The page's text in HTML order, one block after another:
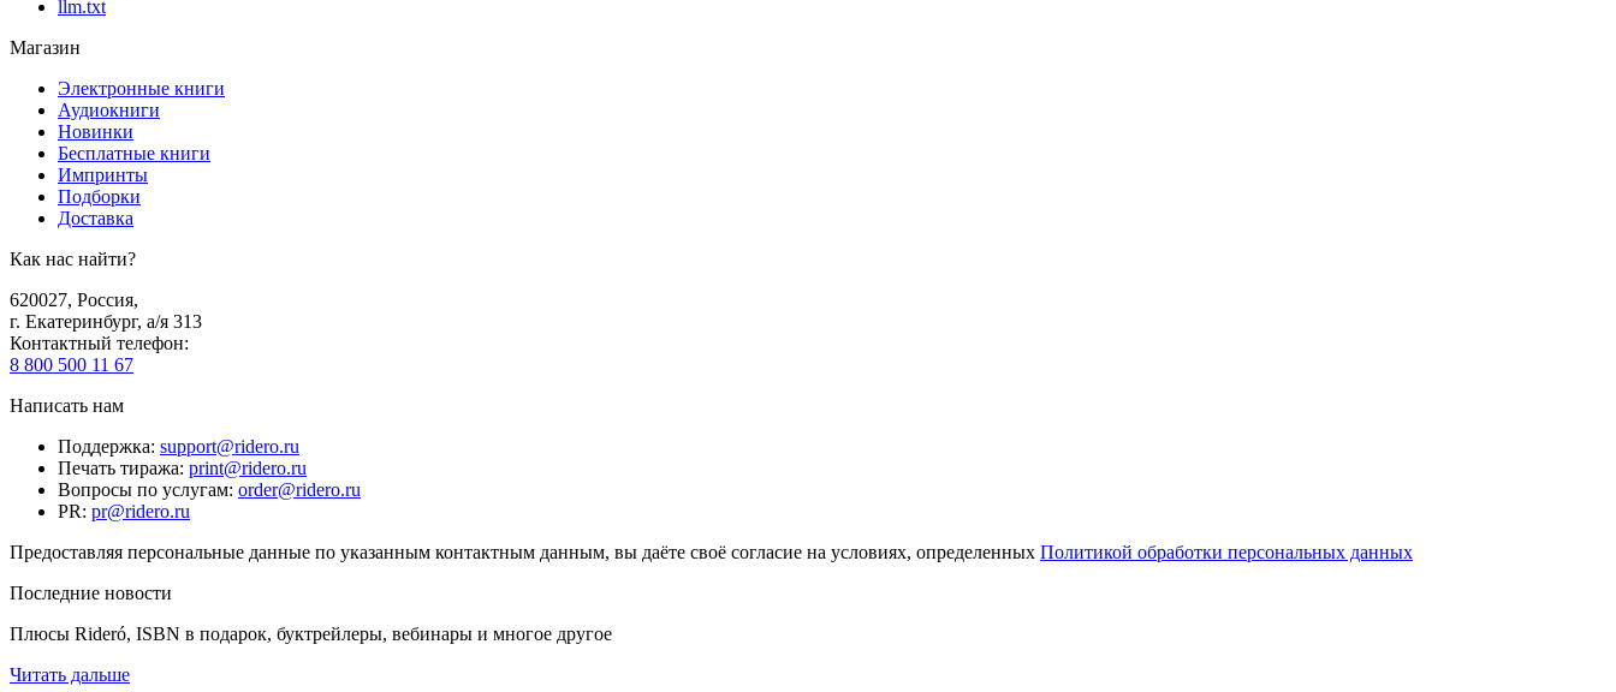
llm.txt
Магазин
Электронные книги
Аудиокниги
Новинки
Бесплатные книги
Импринты
Подборки
Доставка
Как нас найти?
620027, Россия,
г. Екатеринбург, а/я 313
Контактный телефон:
8 800 500 11 67
Написать нам
Поддержка: support@ridero.ru
Печать тиража: print@ridero.ru
Вопросы по услугам: order@ridero.ru
PR: pr@ridero.ru
Предоставляя персональные данные по указанным контактным данным, вы даёте своё согласие на условиях, определенных Политикой обработки персональных данных
Последние новости
Плюсы Rideró, ISBN в подарок, буктрейлеры, вебинары и многое другое
Читать дальше